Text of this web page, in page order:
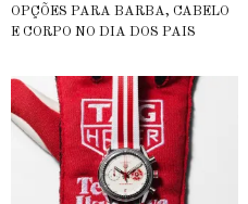
OPÇÕES PARA BARBA, CABELO
E CORPO NO DIA DOS PAIS